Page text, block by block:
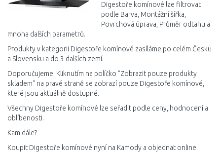
Digestoře komínové lze filtrovat
podle Barva, Montážní šířka,
Povrchová úprava, Průměr odtahu a
mnoha dalších parametrů.
Produkty v kategorii Digestoře komínové zasíláme po celém Česku
a Slovensku a do 3 dalších zemí.
Doporučujeme: Kliknutím na políčko "Zobrazit pouze produkty
skladem" na pravé straně se zobrazí pouze Digestoře komínové,
které jsou aktuálně dostupné.
Všechny Digestoře komínové lze seřadit podle ceny, hodnocení a
oblíbenosti.
Kam dále?
Koupit Digestoře komínové nyní na Kamody a objednat online.